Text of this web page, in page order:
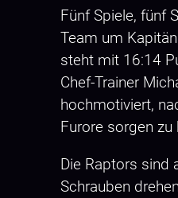
Fünf Spiele, fünf
Team um
steht mit 16:14
Chef-Trainer
hochmotiviert,
Furore sorgen zu
Die Raptors sind
Schrauben